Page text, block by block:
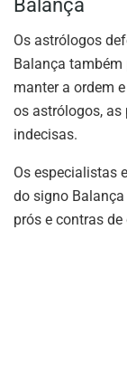
Balança
Os astrólogos
Balança
manter a ordem
os astrólogos, as
indecisas.
Os especialistas
do signo
prós e contras